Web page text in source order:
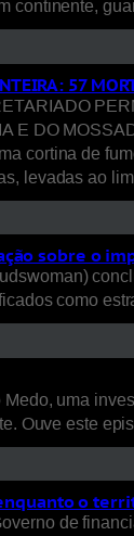
continente,
57
E DO
cortina de
levadas ao
sobre o
como
uma
Ouve este
o
de